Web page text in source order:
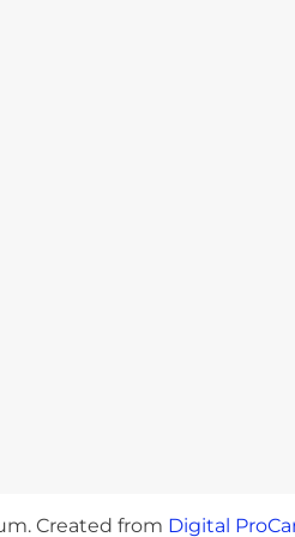
Created from Digital